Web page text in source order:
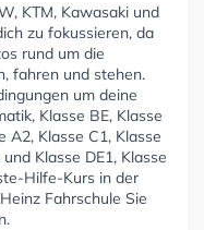
KTM, Kawasaki und
zu fokussieren, da
rund um die
fahren und stehen.
um deine
Klasse BE, Klasse
A2, Klasse C1, Klasse
Klasse DE1, Klasse
Hilfe-Kurs in der
Fahrschule Sie